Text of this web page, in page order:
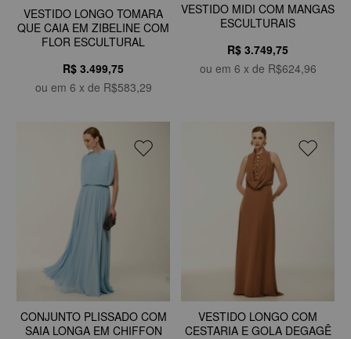
VESTIDO LONGO TOMARA
QUE CAIA EM ZIBELINE COM
FLOR ESCULTURAL
R$ 3.499,75
ou em 6 x de R$583,29
VESTIDO MIDI COM MANGAS
ESCULTURAIS
R$ 3.749,75
ou em 6 x de R$624,96
CONJUNTO PLISSADO COM
SAIA LONGA EM CHIFFON
VESTIDO LONGO COM
CESTARIA E GOLA DEGAGÊ